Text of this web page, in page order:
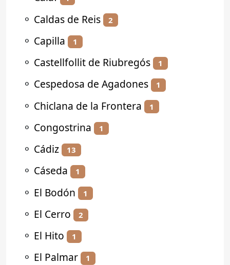
⚬ Caldas de Reis 2
⚬ Capilla 1
⚬ Castellfollit de Riubregós 1
⚬ Cespedosa de Agadones 1
⚬ Chiclana de la Frontera 1
⚬ Congostrina 1
⚬ Cádiz 13
⚬ Cáseda 1
⚬ El Bodón 1
⚬ El Cerro 2
⚬ El Hito 1
⚬ El Palmar 1